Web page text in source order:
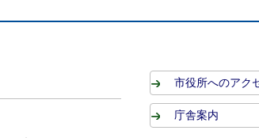
市役所へのアク
庁舎案内